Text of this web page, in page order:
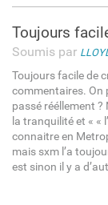
Toujours
Soumis par
Toujours facile de
commentaires. On
passé rééllement
la tranquilité et « «
connaitre en
mais sxm l’a
est sinon il y a